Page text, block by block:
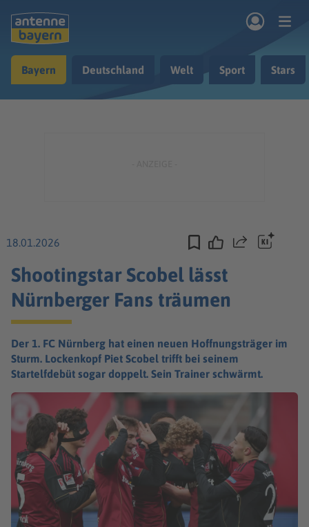
Musik & Radio
Bayern Deutschland Welt Sport Stars
18.01.2026 Teilen
Shootingstar Scobel lässt
Nürnberger Fans träumen
Der 1. FC Nürnberg hat einen neuen Hoffnungsträger im
Sturm. Lockenkopf Piet Scobel trifft bei seinem
Startelfdebüt sogar doppelt. Sein Trainer schwärmt.